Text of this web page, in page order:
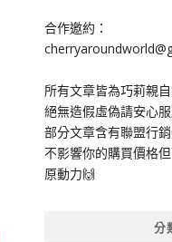
合作邀約：
所有文章皆為巧莉親
絕無造假虛偽請安心
部分文章含有聯盟行
不影響你的購買價格
原動力🙌
分